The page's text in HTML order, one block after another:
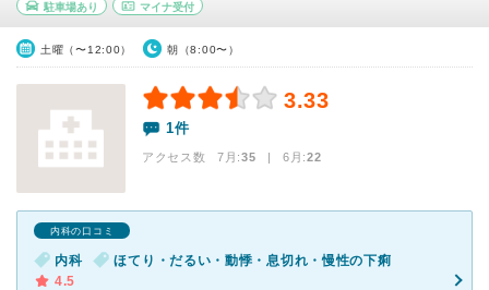
駐車場あり マイナ受付
土曜（〜12:00） 朝（8:00〜）
3.33
1件
アクセス数 7月:35 | 6月:22
内科の口コミ
内科
ほてり・だるい・動悸・息切れ・慢性の下痢
4.5